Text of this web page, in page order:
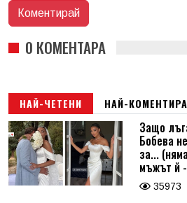
0 КОМЕНТАРА
НАЙ-ЧЕТЕНИ НАЙ-
Защо
Бобева
за...
мъжът й
35973